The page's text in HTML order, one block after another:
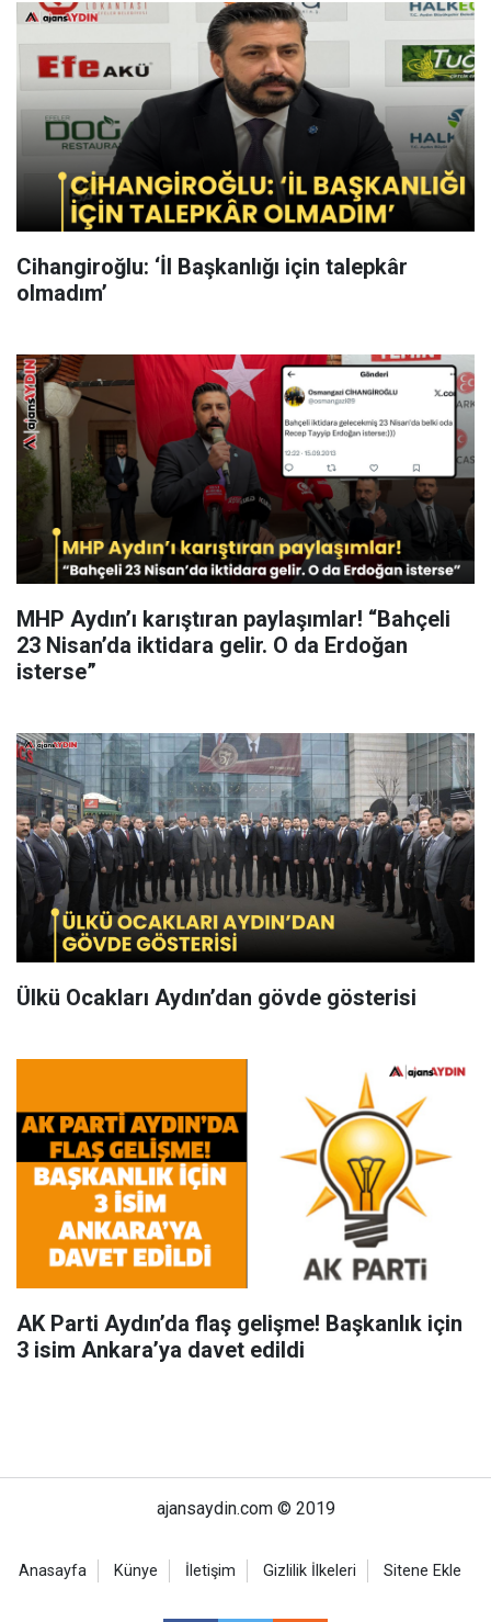
Cihangiroğlu: ‘İl Başkanlığı için talepkâr
olmadım’
MHP Aydın’ı karıştıran paylaşımlar! “Bahçeli
23 Nisan’da iktidara gelir. O da Erdoğan
isterse”
Ülkü Ocakları Aydın’dan gövde gösterisi
AK Parti Aydın’da flaş gelişme! Başkanlık için
3 isim Ankara’ya davet edildi
ajansaydin.com © 2019
Anasayfa Künye İletişim Gizlilik İlkeleri Sitene Ekle